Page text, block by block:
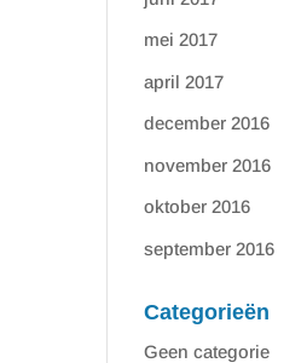
mei 2017
april 2017
december 2016
november 2016
oktober 2016
september 2016
Categorieën
Geen categorie